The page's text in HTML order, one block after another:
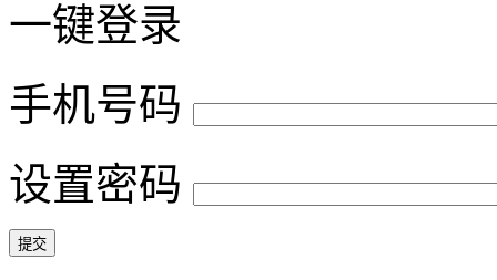
一键登录
手机号码
设置密码